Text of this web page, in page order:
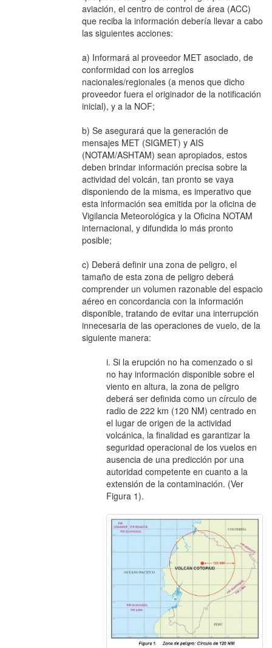
aviación, el centro de control de área (ACC)
que reciba la información debería llevar a cabo
las siguientes acciones:
a) Informará al proveedor MET asociado, de
conformidad con los arreglos
nacionales/regionales (a menos que dicho
proveedor fuera el originador de la notificación
inicial), y a la NOF;
b) Se asegurará que la generación de
mensajes MET (SIGMET) y AIS
(NOTAM/ASHTAM) sean apropiados, estos
deben brindar información precisa sobre la
actividad del volcán, tan pronto se vaya
disponiendo de la misma, es imperativo que
esta información sea emitida por la oficina de
Vigilancia Meteorológica y la Oficina NOTAM
internacional, y difundida lo más pronto
posible;
c) Deberá definir una zona de peligro, el
tamaño de esta zona de peligro deberá
comprender un volumen razonable del espacio
aéreo en concordancia con la información
disponible, tratando de evitar una interrupción
innecesaria de las operaciones de vuelo, de la
siguiente manera:
i. Si la erupción no ha comenzado o si
no hay información disponible sobre el
viento en altura, la zona de peligro
deberá ser definida como un círculo de
radio de 222 km (120 NM) centrado en
el lugar de origen de la actividad
volcánica, la finalidad es garantizar la
seguridad operacional de los vuelos en
ausencia de una predicción por una
autoridad competente en cuanto a la
extensión de la contaminación. (Ver
Figura 1).